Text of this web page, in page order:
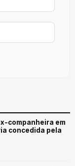
companheira em
concedida pela